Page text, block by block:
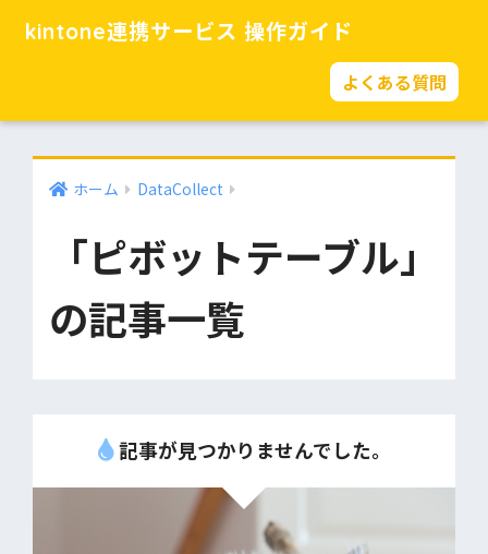
kintone連携サービス 操作ガイド
よくある質問
ホーム DataCollect
「ピボットテーブル」
の記事一覧
記事が見つかりませんでした。